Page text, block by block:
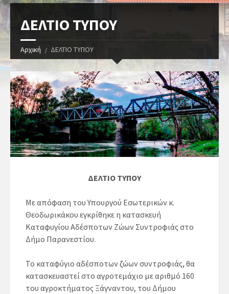
ΔΕΛΤΙΟ ΤΥΠΟΥ
Αρχική ΔΕΛΤΙΟ ΤΥΠΟΥ
ΔΕΛΤΙΟ ΤΥΠΟΥ
Με απόφαση του Υπουργού Εσωτερικών κ.
Θεοδωρικάκου εγκρίθηκε η κατασκευή
Καταφυγίου Αδέσποτων Ζώων Συντροφιάς στο
Δήμο Παρανεστίου.
Το καταφύγιο αδέσποτων ζώων συντροφιάς, θα
κατασκευαστεί στο αγροτεμάχιο με αριθμό 160
του αγροκτήματος Ξάγναντου, του Δήμου